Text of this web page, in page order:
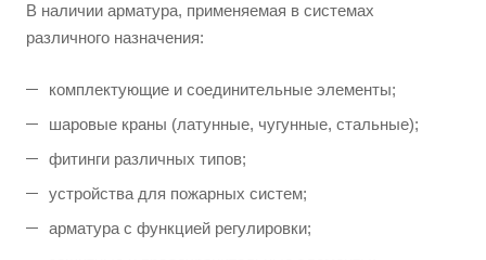
В наличии арматура, применяемая в системах
различного назначения:
комплектующие и соединительные элементы;
шаровые краны (латунные, чугунные, стальные);
фитинги различных типов;
устройства для пожарных систем;
арматура с функцией регулировки;